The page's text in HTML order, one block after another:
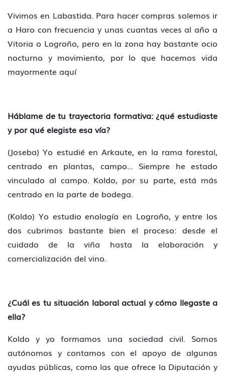
Vivimos en Labastida. Para hacer compras solemos ir
a Haro con frecuencia y unas cuantas veces al año a
Vitoria o Logroño, pero en la zona hay bastante ocio
nocturno y movimiento, por lo que hacemos vida
mayormente aquí
Háblame de tu trayectoria formativa: ¿qué estudiaste
y por qué elegiste esa vía?
(Joseba) Yo estudié en Arkaute, en la rama forestal,
centrado en plantas, campo... Siempre he estado
vinculado al campo. Koldo, por su parte, está más
centrado en la parte de bodega.
(Koldo) Yo estudio enología en Logroño, y entre los
dos cubrimos bastante bien el proceso: desde el
cuidado de la viña hasta la elaboración y
comercialización del vino.
¿Cuál es tu situación laboral actual y cómo llegaste a
ella?
Koldo y yo formamos una sociedad civil. Somos
autónomos y contamos con el apoyo de algunas
ayudas públicas, como las que ofrece la Diputación y